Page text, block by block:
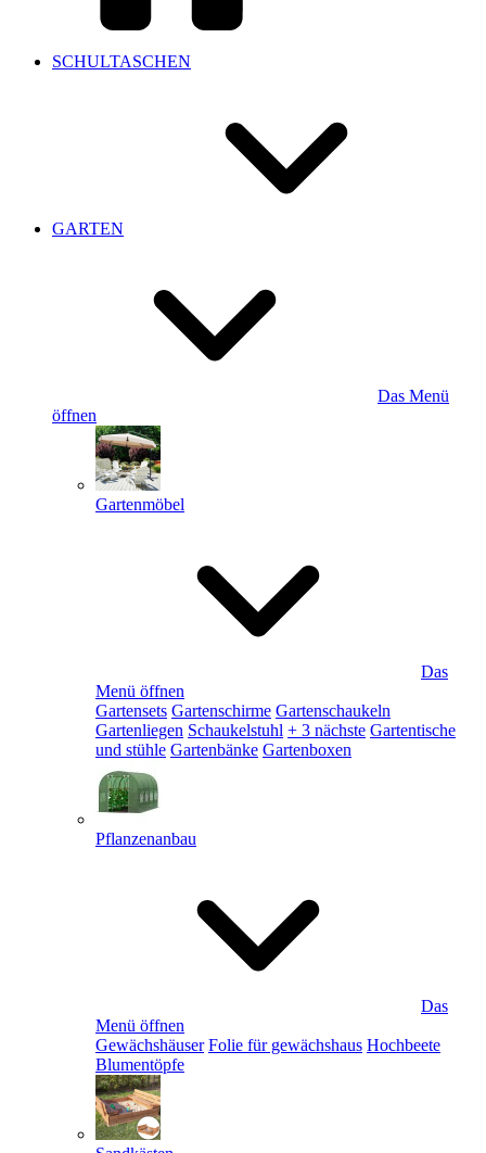
SCHULTASCHEN
GARTEN
Das Menü
öffnen
Gartenmöbel
Das
Menü öffnen
Gartensets Gartenschirme Gartenschaukeln
Gartenliegen Schaukelstuhl + 3 nächste Gartentische
und stühle Gartenbänke Gartenboxen
Pflanzenanbau
Das
Menü öffnen
Gewächshäuser Folie für gewächshaus Hochbeete
Blumentöpfe